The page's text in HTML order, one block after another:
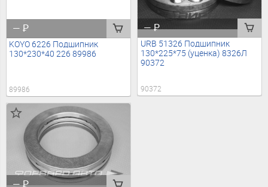
—₽
KOYO 6226 Подшипник
130*230*40 226 89986
89986
—₽
URB 51326 Подшипник
130*225*75 (уценка) 8326Л
90372
90372
—₽